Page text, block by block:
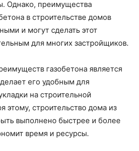
Однако, преимущества
в строительстве домов
и могут сделать этот
для многих застройщиков.
газобетона является
его удобным для
на строительной
этому, строительство дома из
выполнено быстрее и более
время и ресурсы.